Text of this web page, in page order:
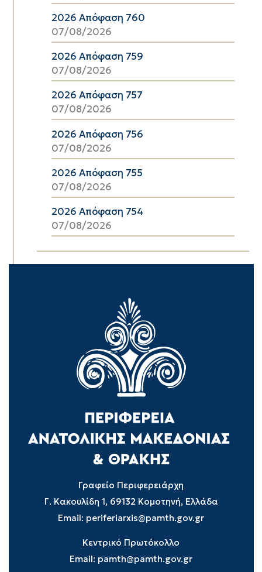
2026 Απόφαση 760
07/08/2026
2026 Απόφαση 759
07/08/2026
2026 Απόφαση 757
07/08/2026
2026 Απόφαση 756
07/08/2026
2026 Απόφαση 755
07/08/2026
2026 Απόφαση 754
07/08/2026
Γραφείο Περιφερειάρχη
Γ. Κακουλίδη 1, 69132 Κομοτηνή, Ελλάδα
Email: periferiarxis@pamth.gov.gr
Κεντρικό Πρωτόκολλο
Email: pamth@pamth.gov.gr